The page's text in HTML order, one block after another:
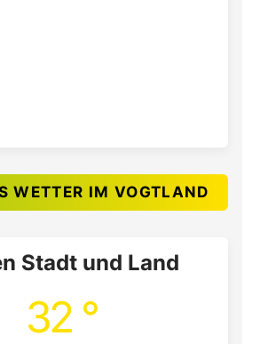
WETTER IM VOGTLAND
Stadt und Land
32 °